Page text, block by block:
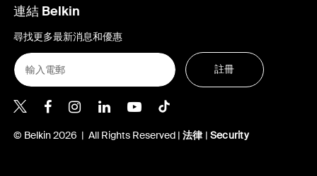
連結 Belkin
尋找更多最新消息和優惠
註冊
Belkin Twitter
Belkin Hong Kong Facebook
Belkin Instagram
Belkin Hong Kong
Belkin Youtube
Belkin TikTok
© Belkin 2026 | All Rights Reserved |法律 | Security